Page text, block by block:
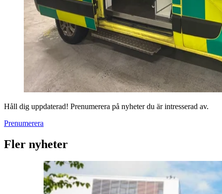
Håll dig uppdaterad! Prenumerera på nyheter du är intresserad av.
Prenumerera
Fler nyheter